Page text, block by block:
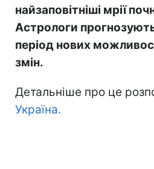
найзаповітніші мрії
Астрологи
період нових
змін.
Детальніше про це
Україна.